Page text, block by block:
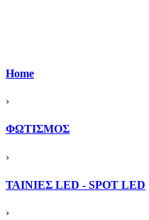
Home
›
ΦΩΤΙΣΜΟΣ
›
ΤΑΙΝΙΕΣ LED - SPOT LED
›